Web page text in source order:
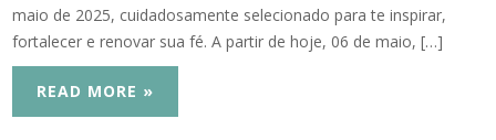
maio de 2025, cuidadosamente selecionado para te inspirar,
fortalecer e renovar sua fé. A partir de hoje, 06 de maio, […]
READ MORE »